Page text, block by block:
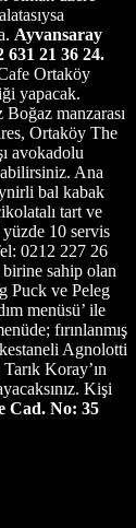
Ayvansaray
631 21 36 24.
Ortaköy
yapacak.
manzarası
Ortaköy The
avokadolu
Ana
bal kabak
tart ve
10 servis
0212 227 26
birine sahip olan
Puck ve Peleg
menüsü’ ile
fırınlanmış
Agnolotti
Koray’ın
Kişi
Cad. No: 35